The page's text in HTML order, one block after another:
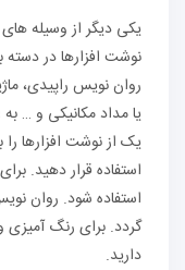
یکی دیگر از وسیله
نوشت افزارها در دسته
روان نویس راپیدی،
یا مداد مکانیکی و …
یک از نوشت ‌افزارها
استفاده قرار دهید.
استفاده شود. روان
‌گردد. برای رنگ آمیزی
دارید.